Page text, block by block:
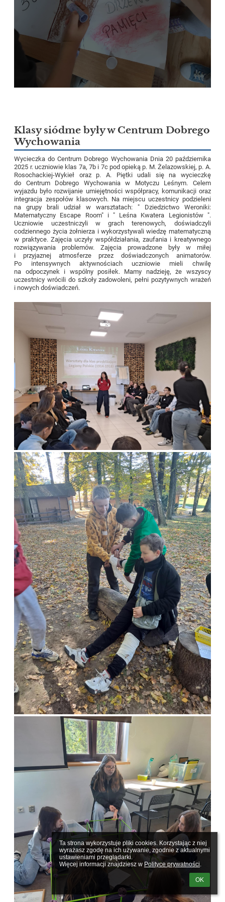
Ta strona wykorzystuje pliki cookies. Korzystając z niej
wyrażasz zgodę na ich używanie, zgodnie z aktualnymi
ustawieniami przeglądarki.
Więcej informacji znajdziesz w Polityce prywatności.
OK
Klasy siódme były w Centrum Dobrego
Wychowania
Wycieczka do Centrum Dobrego Wychowania Dnia 20 października
2025 r. uczniowie klas 7a, 7b i 7c pod opieką p. M. Żelazowskiej, p. A.
Rosochackiej-Wykieł oraz p. A. Piętki udali się na wycieczkę
do Centrum Dobrego Wychowania w Motyczu Leśnym. Celem
wyjazdu było rozwijanie umiejętności współpracy, komunikacji oraz
integracja zespołów klasowych. Na miejscu uczestnicy podzieleni
na grupy brali udział w warsztatach: " Dziedzictwo Weroniki:
Matematyczny Escape Room" i " Leśna Kwatera Legionistów ".
Uczniowie uczestniczyli w grach terenowych, doświadczyli
codziennego życia żołnierza i wykorzystywali wiedzę matematyczną
w praktyce. Zajęcia uczyły współdziałania, zaufania i kreatywnego
rozwiązywania problemów. Zajęcia prowadzone były w miłej
i przyjaznej atmosferze przez doświadczonych animatorów.
Po intensywnych aktywnościach uczniowie mieli chwilę
na odpoczynek i wspólny posiłek. Mamy nadzieję, że wszyscy
uczestnicy wrócili do szkoły zadowoleni, pełni pozytywnych wrażeń
i nowych doświadczeń.